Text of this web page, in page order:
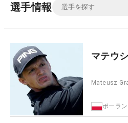
選手情報
マテウ
Mateusz
ポーラ